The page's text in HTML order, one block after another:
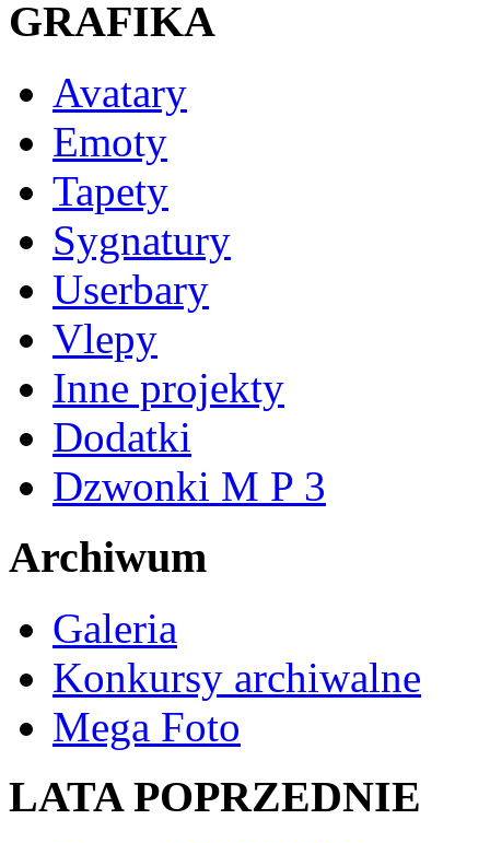
GRAFIKA
Avatary
Emoty
Tapety
Sygnatury
Userbary
Vlepy
Inne projekty
Dodatki
Dzwonki M P 3
Archiwum
Galeria
Konkursy archiwalne
Mega Foto
LATA POPRZEDNIE